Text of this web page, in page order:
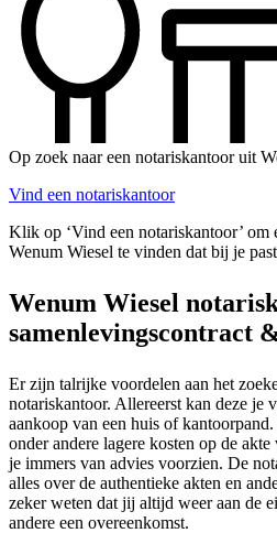
Op zoek naar een notariskantoor uit
Vind een notariskantoor
Klik op ‘Vind een notariskantoor’ om
Wenum Wiesel te vinden dat bij je
Wenum Wiesel
samenlevingscontract
Er zijn talrijke voordelen aan het
notariskantoor. Allereerst kan deze je
aankoop van een huis of
onder andere lagere kosten op de
je immers van advies voorzien. De
alles over de authentieke akten en
zeker weten dat jij altijd weer aan de
andere een overeenkomst.